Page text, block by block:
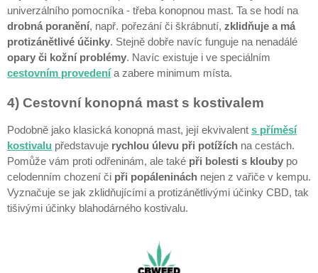
univerzálního pomocníka - třeba konopnou mast. Ta se hodí na
drobná poranění, např. pořezání či škrábnutí, zklidňuje a má
protizánětlivé účinky. Stejně dobře navíc funguje na nenadálé
opary či kožní problémy. Navíc existuje i ve speciálním
cestovním provedenía zabere minimum místa.
4) Cestovní konopná mast s kostivalem
Podobně jako klasická konopná mast, její ekvivalent s příměsí
kostivalu představuje rychlou úlevu při potížích na cestách.
Pomůže vám proti odřeninám, ale také při bolesti s klouby po
celodenním chození či při popáleninách nejen z vařiče v kempu.
Vyznačuje se jak zklidňujícími a protizánětlivými účinky CBD, tak
tišivými účinky blahodárného kostivalu.